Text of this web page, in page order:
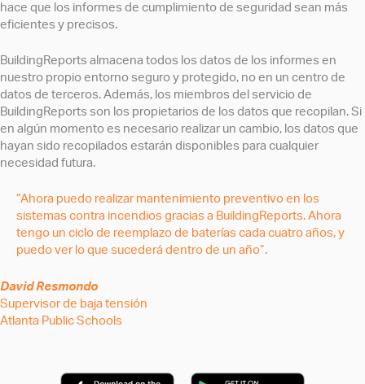
hace que los informes de cumplimiento de seguridad sean más
eficientes y precisos.
BuildingReports almacena todos los datos de los informes en
nuestro propio entorno seguro y protegido, no en un centro de
datos de terceros. Además, los miembros del servicio de
BuildingReports son los propietarios de los datos que recopilan. Si
en algún momento es necesario realizar un cambio, los datos que
hayan sido recopilados estarán disponibles para cualquier
necesidad futura.
“Ahora puedo realizar mantenimiento preventivo en los
sistemas contra incendios gracias a BuildingReports. Ahora
tengo un ciclo de reemplazo de baterías cada cuatro años, y
puedo ver lo que sucederá dentro de un año”.
David Resmondo
Supervisor de baja tensión
Atlanta Public Schools